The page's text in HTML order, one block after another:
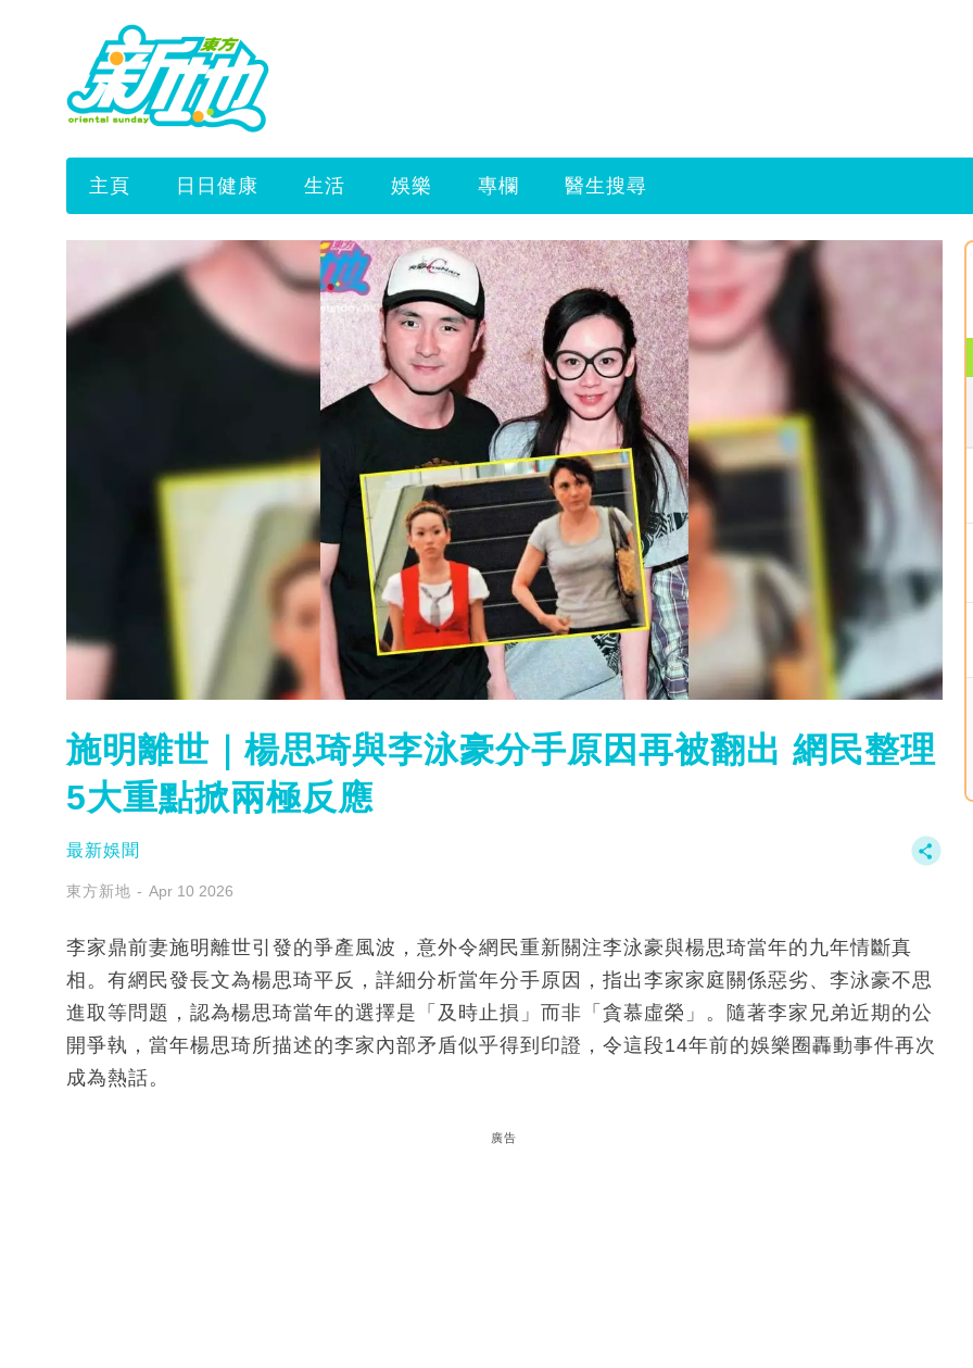
主頁 日日健康 生活 娛樂 專欄 醫生搜尋
施明離世｜楊思琦與李泳豪分手原因再被翻出 網民整理
5大重點掀兩極反應
最新娛聞
東方新地 Apr 10 2026
李家鼎前妻施明離世引發的爭產風波，意外令網民重新關注李泳豪與楊思琦當年的九年情斷真
相。有網民發長文為楊思琦平反，詳細分析當年分手原因，指出李家家庭關係惡劣、李泳豪不思
進取等問題，認為楊思琦當年的選擇是「及時止損」而非「貪慕虛榮」。隨著李家兄弟近期的公
開爭執，當年楊思琦所描述的李家內部矛盾似乎得到印證，令這段14年前的娛樂圈轟動事件再次
成為熱話。
廣告